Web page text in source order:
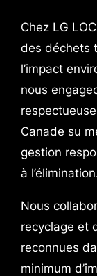
Chez LG
des déchets
l’impact
nous
Canade su
gestion
à
Nous
recyclage et
reconnues
minimum